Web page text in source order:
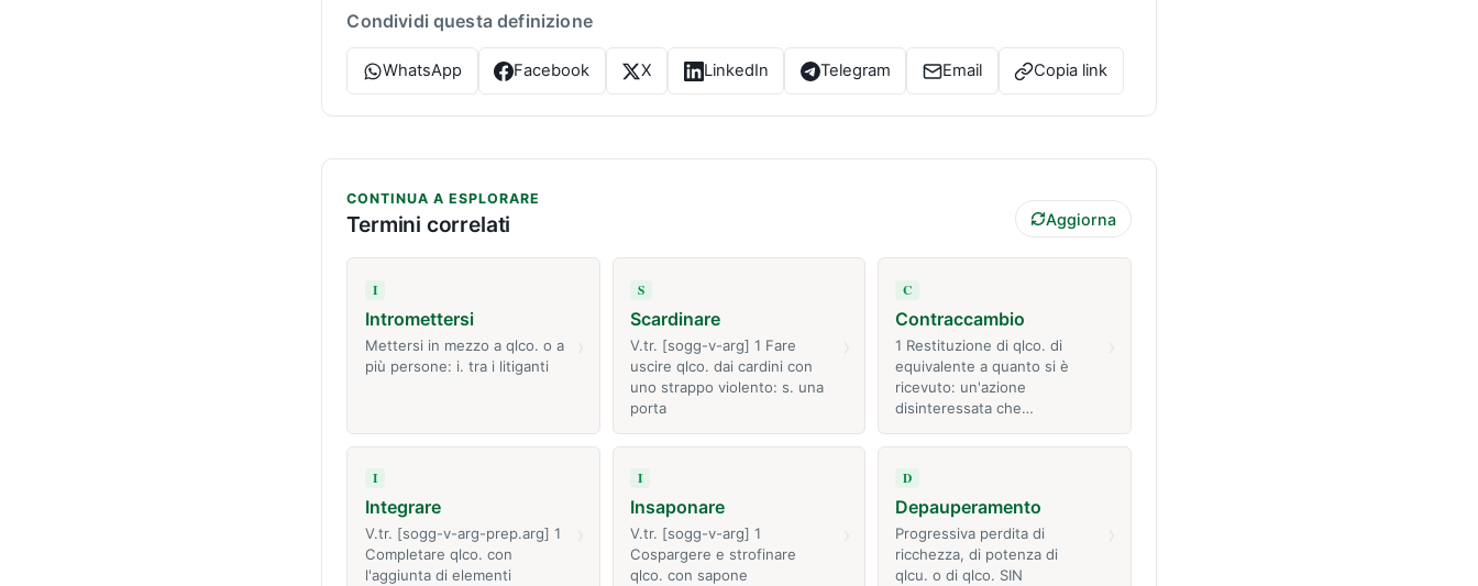
Condividi questa definizione
WhatsApp Facebook X LinkedIn Telegram Email Copia link
CONTINUA A ESPLORARE
Termini correlati Aggiorna
I
Intromettersi
Mettersi in mezzo a qlco. o a
più persone: i. tra i litiganti
S
Scardinare
V.tr. [sogg-v-arg] 1 Fare
uscire qlco. dai cardini con
uno strappo violento: s. una
porta
C
Contraccambio
1 Restituzione di qlco. di
equivalente a quanto si è
ricevuto: un'azione
disinteressata che…
I
Integrare
V.tr. [sogg-v-arg-prep.arg] 1
Completare qlco. con
l'aggiunta di elementi
I
Insaponare
V.tr. [sogg-v-arg] 1
Cospargere e strofinare
qlco. con sapone
D
Depauperamento
Progressiva perdita di
ricchezza, di potenza di
qlcu. o di qlco. SIN